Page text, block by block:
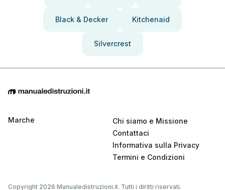
Black & Decker Kitchenaid
Silvercrest
Marche
Chi siamo e Missione
Contattaci
Informativa sulla Privacy
Termini e Condizioni
Copyright 2026 Manualedistruzioni.it. Tutti i diritti riservati.